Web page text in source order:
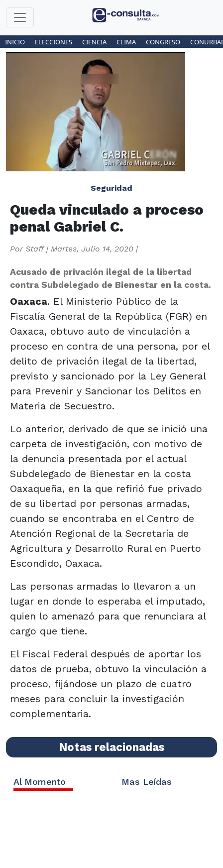
INICIO ELECCIONES CIENCIA CLIMA CONGRESO
Seguridad
Queda vinculado a proceso
penal Gabriel C.
Por Staff| Martes, Julio 14, 2020 |
Acusado de privación ilegal de la libertad
contra Subdelegado de Bienestar en la costa.
Oaxaca. El Ministerio Público de la
Fiscalía General de la República (FGR) en
Oaxaca, obtuvo auto de vinculación a
proceso en contra de una persona, por el
delito de privación ilegal de la libertad,
previsto y sancionado por la Ley General
para Prevenir y Sancionar los Delitos en
Materia de Secuestro.
Lo anterior, derivado de que se inició una
carpeta de investigación, con motivo de
la denuncia presentada por el actual
Subdelegado de Bienestar en la costa
Oaxaqueña, en la que refirió fue privado
de su libertad por personas armadas,
cuando se encontraba en el Centro de
Atención Regional de la Secretaría de
Agricultura y Desarrollo Rural en Puerto
Escondido, Oaxaca.
Las personas armadas lo llevaron a un
lugar en donde lo esperaba el imputado,
quien lo amenazó para que renunciara al
cargo que tiene.
El Fiscal Federal después de aportar los
datos de prueba, obtuvo la vinculación a
proceso, fijándose un plazo de cuatro
meses para concluir la investigación
complementaria.
Notas relacionadas
Al Momento Mas Leídas